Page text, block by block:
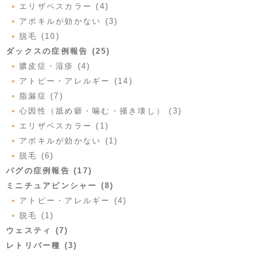
エリザベスカラー (4)
アポキルが効かない (3)
脱毛 (10)
ダックスの症例報告 (25)
膿皮症・湿疹 (4)
アトピー・アレルギー (14)
脂漏症 (7)
心因性（舐め癖・噛む・掻き壊し） (3)
エリザベスカラー (1)
アポキルが効かない (1)
脱毛 (6)
パグの症例報告 (17)
ミニチュアピンシャー (8)
アトピー・アレルギー (4)
脱毛 (1)
ウェスティ (7)
レトリバー種 (3)